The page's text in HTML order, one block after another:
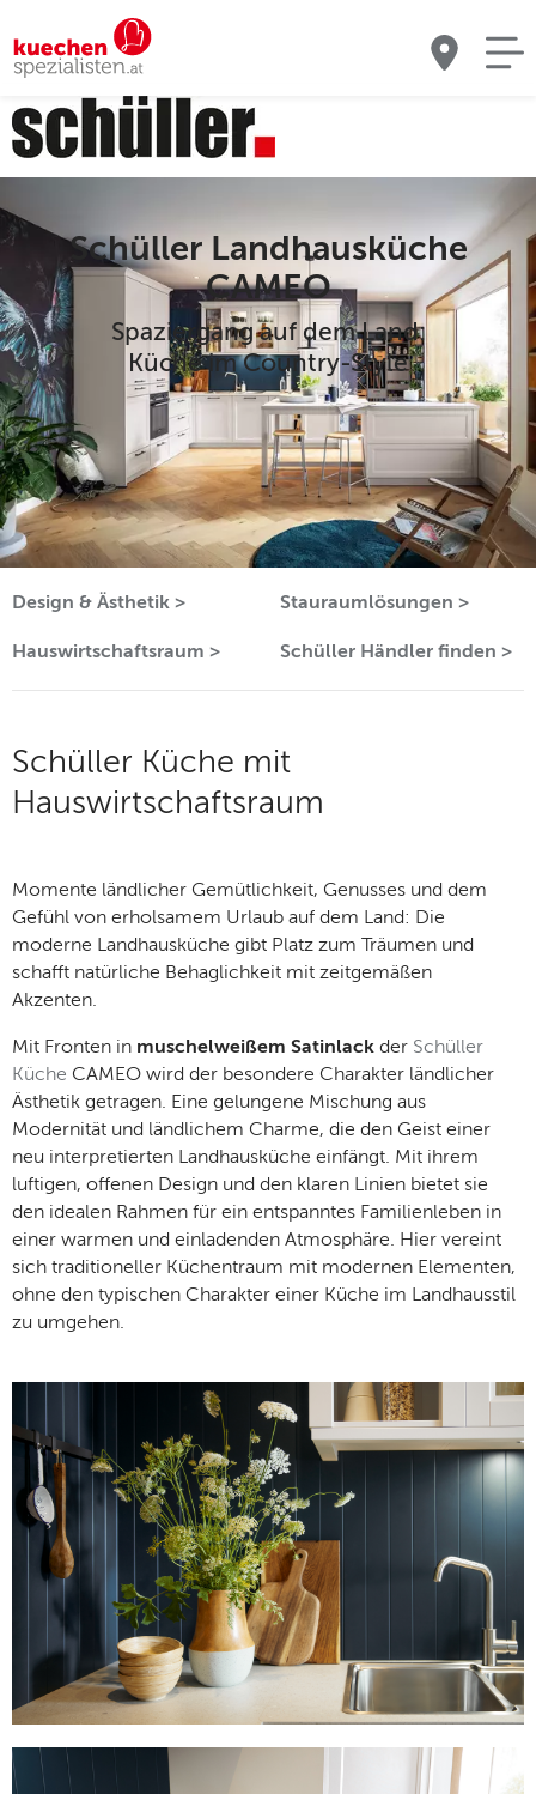
Schüller Landhausküche
CAMEO
Spaziergang auf dem Land:
Küche im Country-Style
Design & Ästhetik > Stauraumlösungen >
Hauswirtschaftsraum > Schüller Händler finden >
Schüller Küche mit
Hauswirtschaftsraum
Momente ländlicher Gemütlichkeit, Genusses und dem
Gefühl von erholsamem Urlaub auf dem Land: Die
moderne Landhausküche gibt Platz zum Träumen und
schafft natürliche Behaglichkeit mit zeitgemäßen
Akzenten.
Mit Fronten in muschelweißem Satinlack der Schüller
Küche CAMEO wird der besondere Charakter ländlicher
Ästhetik getragen. Eine gelungene Mischung aus
Modernität und ländlichem Charme, die den Geist einer
neu interpretierten Landhausküche einfängt. Mit ihrem
luftigen, offenen Design und den klaren Linien bietet sie
den idealen Rahmen für ein entspanntes Familienleben in
einer warmen und einladenden Atmosphäre. Hier vereint
sich traditioneller Küchentraum mit modernen Elementen,
ohne den typischen Charakter einer Küche im Landhausstil
zu umgehen.